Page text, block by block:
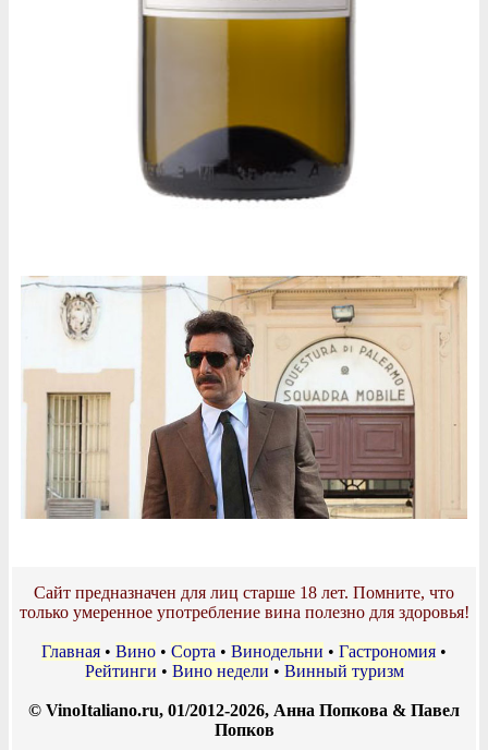
Сайт предназначен для лиц старше 18 лет. Помните, что
только умеренное употребление вина полезно для здоровья!
Главная • Вино • Сорта • Винодельни • Гастрономия •
Рейтинги • Вино недели • Винный туризм
© VinoItaliano.ru, 01/2012-2026, Анна Попкова & Павел
Попков